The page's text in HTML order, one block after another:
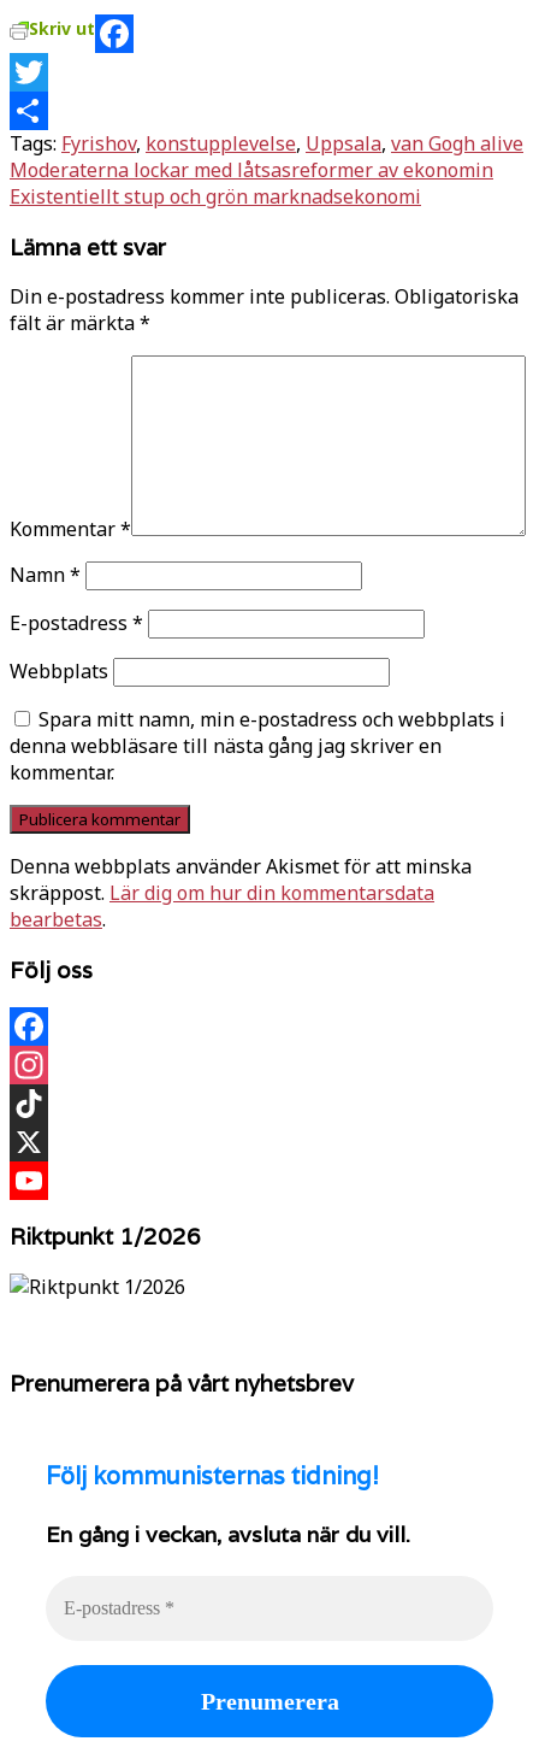
Skriv ut
Facebook
Twitter
Dela
Tags: Fyrishov, konstupplevelse, Uppsala, van Gogh alive
Inläggsnavigering
Moderaterna lockar med låtsasreformer av ekonomin
Existentiellt stup och grön marknadsekonomi
Lämna ett svar
Din e-postadress kommer inte publiceras. Obligatoriska
fält är märkta*
Kommentar*
Namn*
E-postadress *
Webbplats
Spara mitt namn, min e-postadress och webbplats i
denna webbläsare till nästa gång jag skriver en
kommentar.
Denna webbplats använder Akismet för att minska
skräppost. Lär dig om hur din kommentarsdata
bearbetas.
Följ oss
Facebook
Instagram
TikTok
X
Riktpunkt 1/2026
Prenumerera på vårt nyhetsbrev
Följ kommunisternas tidning!
En gång i veckan, avsluta när du vill.